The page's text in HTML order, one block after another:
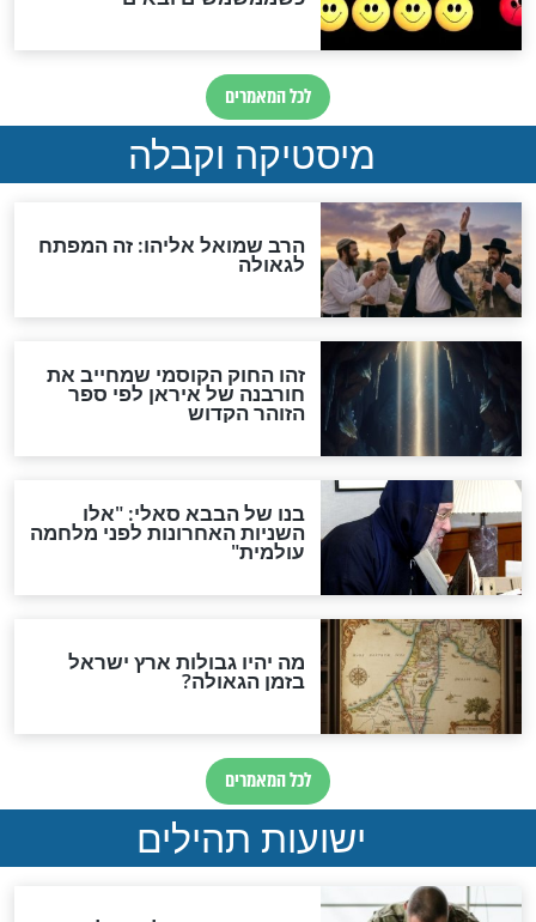
האם אפשר לחשב את הקץ?
מה יהיה בימות המשיח?
"לפני הגאולה תהיה אפיקורסות
והכחשה גדולה מאוד של
האמונה"
האם לאחר בוא המשיח יהיה
אפשר לחזור בתשובה?
לכל המאמרים